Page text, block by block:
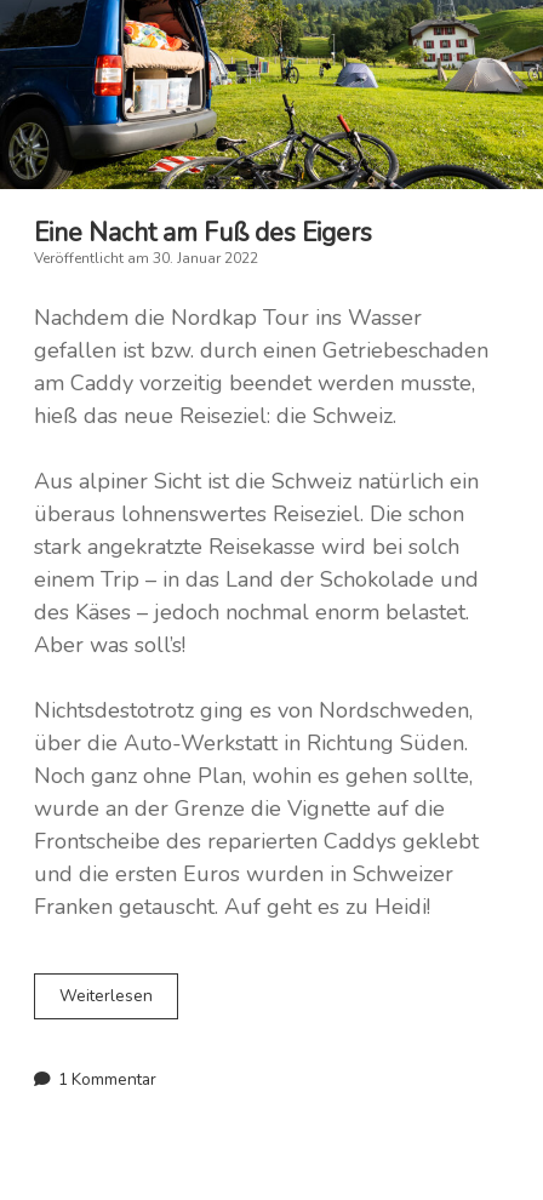
Kambodscha
Laos
Nepal
Taiwan
Thailand
Tibet
Vietnam
Irland
Island
Italien
Frankreich
Griechenland
Kroatien
Niederlande
Norwegen
Spanien
Portugal
Schweden
Schweiz
Tschechien
Eine Nacht am Fuß des Eigers
Veröffentlicht am 30. Januar 2022
Nachdem die Nordkap Tour ins Wasser
gefallen ist bzw. durch einen Getriebeschaden
am Caddy vorzeitig beendet werden musste,
hieß das neue Reiseziel: die Schweiz.
Aus alpiner Sicht ist die Schweiz natürlich ein
überaus lohnenswertes Reiseziel. Die schon
stark angekratzte Reisekasse wird bei solch
einem Trip – in das Land der Schokolade und
des Käses – jedoch nochmal enorm belastet.
Aber was soll’s!
Nichtsdestotrotz ging es von Nordschweden,
über die Auto-Werkstatt in Richtung Süden.
Noch ganz ohne Plan, wohin es gehen sollte,
wurde an der Grenze die Vignette auf die
Frontscheibe des reparierten Caddys geklebt
und die ersten Euros wurden in Schweizer
Franken getauscht. Auf geht es zu Heidi!
Weiterlesen
Nacht
des
1 Kommentar